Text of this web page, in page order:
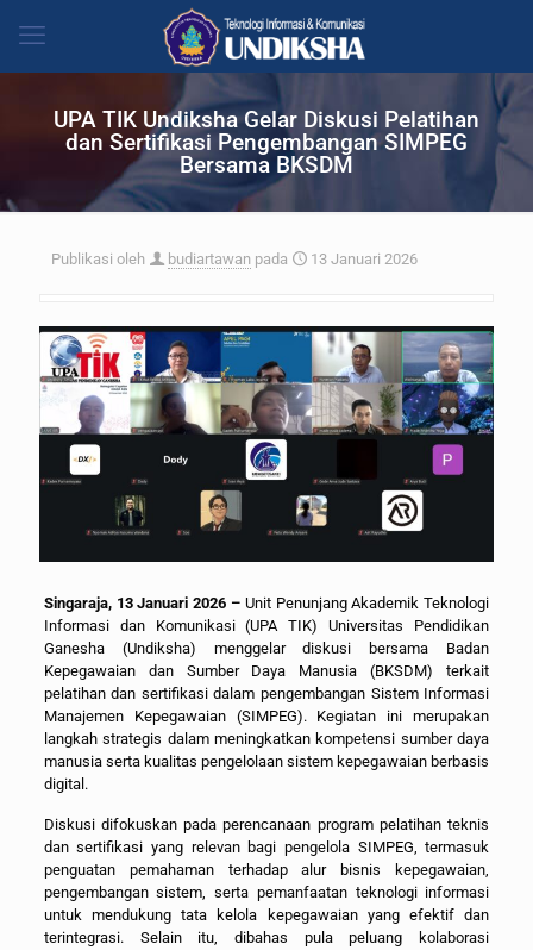
UPA TIK Undiksha Gelar Diskusi Pelatihan
dan Sertifikasi Pengembangan SIMPEG
Bersama BKSDM
Publikasi oleh budiartawan pada 13 Januari 2026
Singaraja, 13 Januari 2026 – Unit Penunjang Akademik Teknologi
Informasi dan Komunikasi (UPA TIK) Universitas Pendidikan
Ganesha (Undiksha) menggelar diskusi bersama Badan
Kepegawaian dan Sumber Daya Manusia (BKSDM) terkait
pelatihan dan sertifikasi dalam pengembangan Sistem Informasi
Manajemen Kepegawaian (SIMPEG). Kegiatan ini merupakan
langkah strategis dalam meningkatkan kompetensi sumber daya
manusia serta kualitas pengelolaan sistem kepegawaian berbasis
digital.
Diskusi difokuskan pada perencanaan program pelatihan teknis
dan sertifikasi yang relevan bagi pengelola SIMPEG, termasuk
penguatan pemahaman terhadap alur bisnis kepegawaian,
pengembangan sistem, serta pemanfaatan teknologi informasi
untuk mendukung tata kelola kepegawaian yang efektif dan
terintegrasi. Selain itu, dibahas pula peluang kolaborasi